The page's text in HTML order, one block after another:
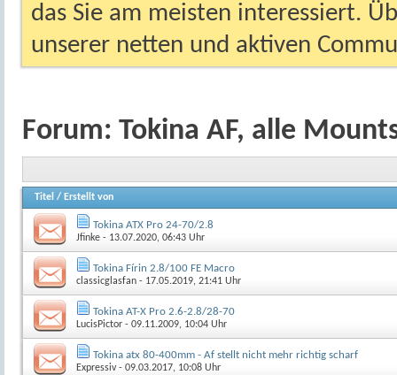
das Sie am meisten interessiert.
unserer netten und aktiven
Forum: Tokina AF, alle
Titel / Erstellt von
Tokina ATX Pro 24-70/2.8
Jfinke - 13.07.2020, 06:43 Uhr
Tokina Fírin 2.8/100 FE Macro
classicglasfan - 17.05.2019, 21:41 Uhr
Tokina AT-X Pro 2.6-2.8/28-70
LucisPictor - 09.11.2009, 10:04 Uhr
Tokina atx 80-400mm - Af stellt nicht mehr richtig scharf
Expressiv- 09.03.2017, 10:08 Uhr